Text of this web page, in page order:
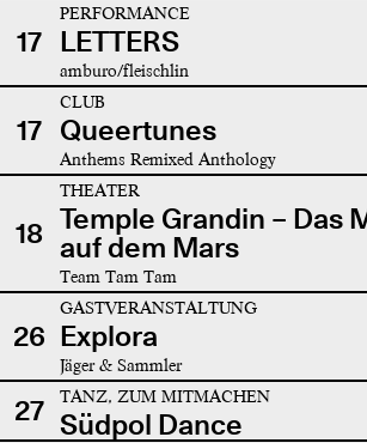
17
PERFORMANCE
LETTERS
amburo/fleischlin
17
CLUB
Queertunes
Anthems Remixed Anthology
18
THEATER
Temple Grandin – Das
auf dem Mars
Team Tam Tam
26
GASTVERANSTALTUNG
Explora
Jäger & Sammler
27 TANZ, ZUM MITMACHEN
Südpol Dance